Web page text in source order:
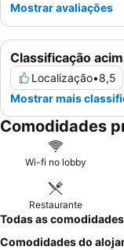
Classificação
Localização•8,5
Mostrar mais
Mostrar avaliações
Comodidades
Wi-fi no lobby
Restaurante
Todas as comodidades
Comodidades do